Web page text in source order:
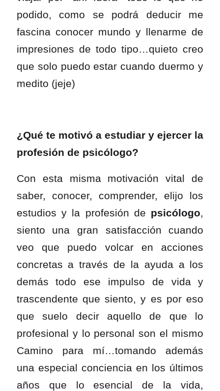
podido, como se podrá deducir me
fascina conocer mundo y llenarme de
impresiones de todo tipo…quieto creo
que solo puedo estar cuando duermo y
medito (jeje)
¿Qué te motivó a estudiar y ejercer la
profesión de psicólogo?
Con esta misma motivación vital de
saber, conocer, comprender, elijo los
estudios y la profesión de psicólogo,
siento una gran satisfacción cuando
veo que puedo volcar en acciones
concretas a través de la ayuda a los
demás todo ese impulso de vida y
trascendente que siento, y es por eso
que suelo decir aquello de que lo
profesional y lo personal son el mismo
Camino para mí…tomando además
una especial conciencia en los últimos
años que lo esencial de la vida,